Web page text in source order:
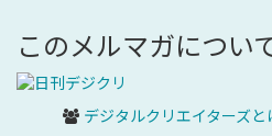
このメルマガについ
デジタルクリエイターズと